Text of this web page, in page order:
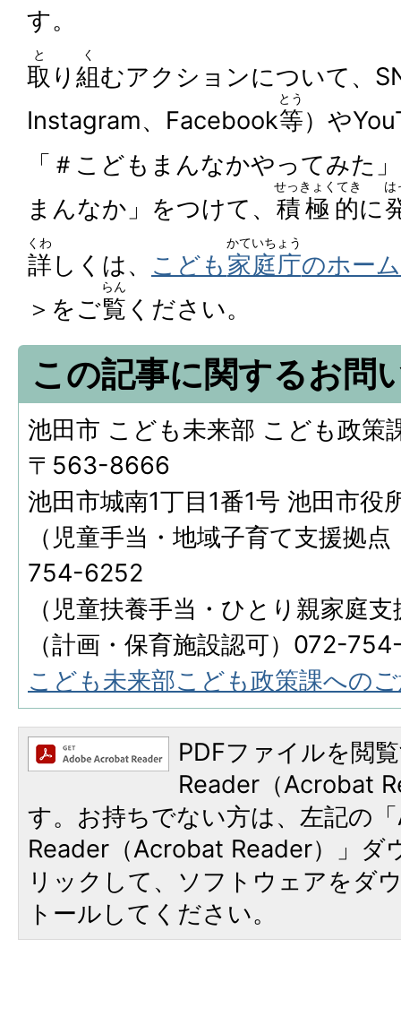
す。
取
と
り 組
く
むアクションについて、
Instagram、Facebook等
とう
）や
「＃こどもまんなかやってみた
まんなか」をつけて、 積極的
せっきょくてき
に
は
詳
くわ
しくは、 こども 家庭庁
かていちょう
のホー
＞をご覧
らん
ください。
この記事に関するお問
池田市 こども未来部 こども政策
〒563-8666
池田市城南1丁目1番1号 池田市役
（児童手当・地域子育て支援拠
754-6252
（児童扶養手当・ひとり親家庭
（計画・保育施設認可）072-
こども未来部こども政策課への
PDFファイルを閲
Reader（Acrobat
す。お持ちでない方は、左記の
Reader（Acrobat Reader）」ダ
リックして、ソフトウェアをダ
トールしてください。